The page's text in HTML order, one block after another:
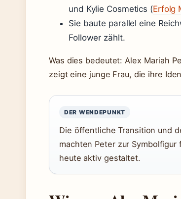
und Kylie Cosmetics (Erfolg
Sie baute parallel eine
Follower zählt.
Was dies bedeutet: Alex Mariah
zeigt eine junge Frau, die ihre
DER WENDEPUNKT
Die öffentliche Transition und
machten Peter zur Symbolfigur
heute aktiv gestaltet.